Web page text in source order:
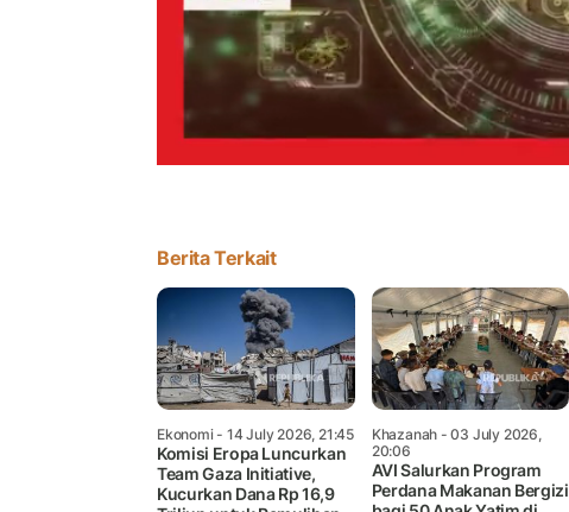
Berita Terkait
Ekonomi- 14 July 2026, 21:45
Komisi Eropa Luncurkan
Team Gaza Initiative,
Kucurkan Dana Rp 16,9
Khazanah - 03 July 2026,
20:06
AVI Salurkan Program
Perdana Makanan Bergizi